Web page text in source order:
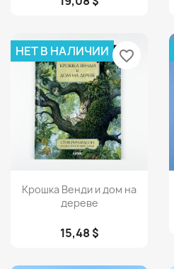
Просмотр
Крошка Венди и дом на
дереве
15,48 $
НЕТ В НАЛИЧИИ favorite_border